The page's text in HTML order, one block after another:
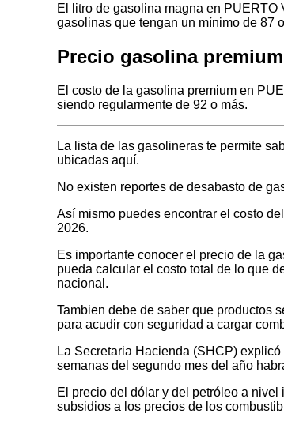
El litro de gasolina magna en PUERTO
gasolinas que tengan un mínimo de 87
Precio gasolina
El costo de la gasolina premium en
siendo regularmente de 92 o más.
La lista de las gasolineras te permite
ubicadas aquí.
No existen reportes de desabasto de
Así mismo puedes encontrar el costo
2026.
Es importante conocer el precio de la
pueda calcular el costo total de lo que
nacional.
Tambien debe de saber que productos
para acudir con seguridad a cargar
La Secretaria Hacienda (SHCP)
semanas del segundo mes del año
El precio del dólar y del petróleo a
subsidios a los precios de los